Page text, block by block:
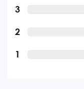
3
2
1